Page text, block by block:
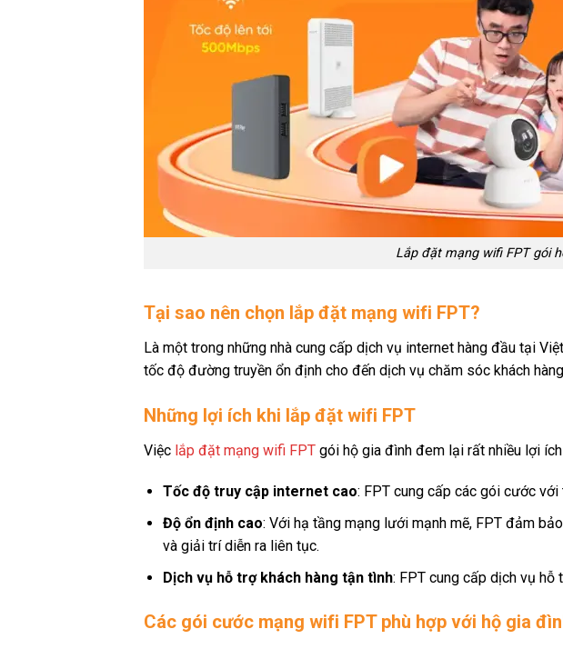
Lắp đặt mạng wifi FPT gói
Tại sao nên chọn lắp đặt mạng wifi FPT?
Là một trong những nhà cung cấp dịch vụ internet hàng đầu tại
tốc độ đường truyền ổn định cho đến dịch vụ chăm sóc khách
Những lợi ích khi lắp đặt wifi FPT
Việc lắp đặt mạng wifi FPTgói hộ gia đình đem lại rất nhiều lợi ích
Tốc độ truy cập internet cao: FPT cung cấp các gói cước
Độ ổn định cao: Với hạ tầng mạng lưới mạnh mẽ, FPT đảm
và giải trí diễn ra liên tục.
Dịch vụ hỗ trợ khách hàng tận tình: FPT cung cấp dịch vụ hỗ
Các gói cước mạng wifi FPT phù hợp với hộ gia